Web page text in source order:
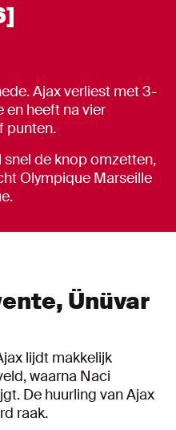
Ajax verliest met 3-
en heeft na vier
punten.
de knop omzetten,
Olympique Marseille
Ünüvar
lijdt makkelijk
waarna Naci
De huurling van Ajax
raak.